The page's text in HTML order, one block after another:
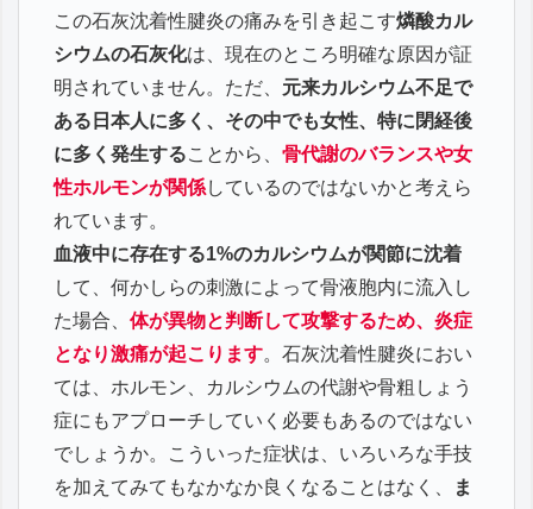
この石灰沈着性腱炎の痛みを引き起こす燐酸カル
シウムの石灰化は、現在のところ明確な原因が証
明されていません。ただ、 元来カルシウム不足で
ある日本人に多く、その中でも女性、特に閉経後
に多く発生することから、 骨代謝のバランスや女
性ホルモンが関係しているのではないかと考えら
れています。
血液中に存在する1%のカルシウムが関節に沈着
して、何かしらの刺激によって骨液胞内に流入し
た場合、 体が異物と判断して攻撃するため、炎症
となり激痛が起こります。石灰沈着性腱炎におい
ては、ホルモン、カルシウムの代謝や骨粗しょう
症にもアプローチしていく必要もあるのではない
でしょうか。こういった症状は、いろいろな手技
を加えてみてもなかなか良くなることはなく、
ま